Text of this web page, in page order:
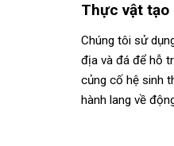
Thực vật
Chúng tôi sử
địa và đá để hỗ
củng cố hệ sinh
hành lang về